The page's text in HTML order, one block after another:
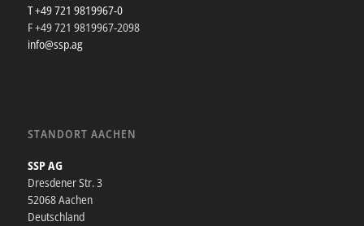
T +49 721 9819967-0
F +49 721 9819967-2098
info@ssp.ag
STANDORT AACHEN
SSP AG
Dresdener Str. 3
52068 Aachen
Deutschland